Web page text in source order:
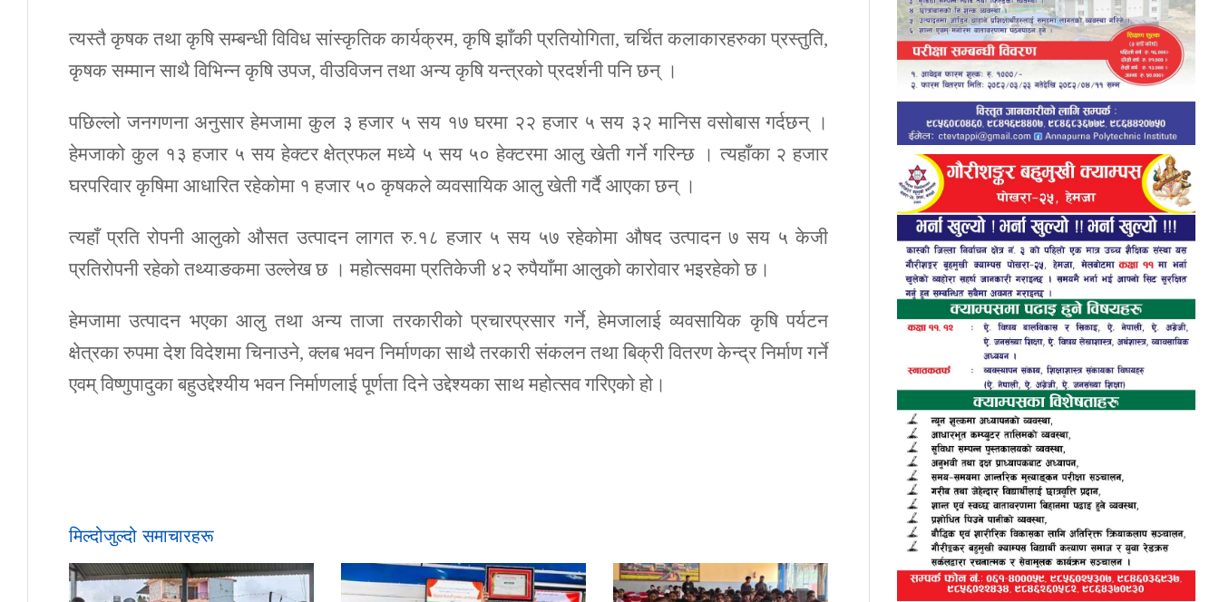
त्यस्तै कृषक तथा कृषि सम्बन्धी विविध सांस्कृतिक कार्यक्रम, कृषि झाँकी प्रतियोगिता, चर्चित कलाकारहरुका प्रस्तुति,
कृषक सम्मान साथै विभिन्न कृषि उपज, वीउविजन तथा अन्य कृषि यन्त्रको प्रदर्शनी पनि छन् ।
पछिल्लो जनगणना अनुसार हेमजामा कुल ३ हजार ५ सय १७ घरमा २२ हजार ५ सय ३२ मानिस वसोबास गर्दछन् ।
हेमजाको कुल १३ हजार ५ सय हेक्टर क्षेत्रफल मध्ये ५ सय ५० हेक्टरमा आलु खेती गर्ने गरिन्छ । त्यहाँका २ हजार
घरपरिवार कृषिमा आधारित रहेकोमा १ हजार ५० कृषकले व्यवसायिक आलु खेती गर्दै आएका छन् ।
त्यहाँ प्रति रोपनी आलुको औसत उत्पादन लागत रु.१८ हजार ५ सय ५७ रहेकोमा औषद उत्पादन ७ सय ५ केजी
प्रतिरोपनी रहेको तथ्याङकमा उल्लेख छ । महोत्सवमा प्रतिकेजी ४२ रुपैयाँमा आलुको कारोवार भइरहेको छ।
हेमजामा उत्पादन भएका आलु तथा अन्य ताजा तरकारीको प्रचारप्रसार गर्ने, हेमजालाई व्यवसायिक कृषि पर्यटन
क्षेत्रका रुपमा देश विदेशमा चिनाउने, क्लब भवन निर्माणका साथै तरकारी संकलन तथा बिक्री वितरण केन्द्र निर्माण गर्ने
एवम् विष्णुपादुका बहुउद्देश्यीय भवन निर्माणलाई पूर्णता दिने उद्देश्यका साथ महोत्सव गरिएको हो।
मिल्दोजुल्दो समाचारहरू